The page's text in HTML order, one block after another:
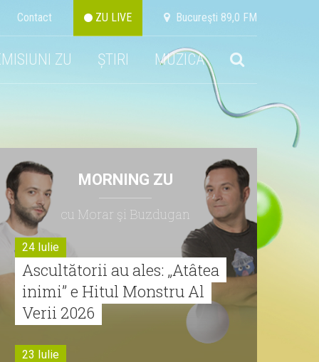
Contact ZU LIVE Bucureşti 89,0 FM
ZU ȘTIRI MUZICA
MORNING ZU
cu Morar şi Buzdugan
24 Iulie
Ascultătorii au ales: „Atâtea
inimi” e Hitul Monstru Al
Verii 2026
23 Iulie